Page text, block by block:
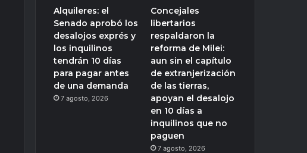
Alquileres: el
Senado aprobó los
desalojos exprés y
los inquilinos
tendrán 10 días
para pagar antes
de una demanda
7 agosto, 2026
Concejales
libertarios
respaldaron la
reforma de Milei:
aun sin el capítulo
de extranjerización
de las tierras,
apoyan el desalojo
en 10 días a
inquilinos que no
paguen
7 agosto, 2026